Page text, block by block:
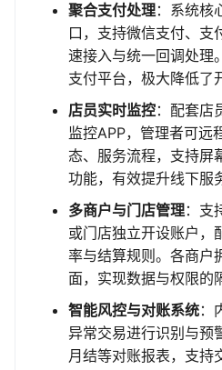
聚合支付处理：系统核
口，支持微信支付、支
速接入与统一回调处理
支付平台，极大降低了
店员实时监控：配套店
监控APP，管理者可远
态、服务流程，支持屏
功能，有效提升线下服
多商户与门店管理：支
或门店独立开设账户，
率与结算规则。各商户
面，实现数据与权限的
智能风控与对账系统：
异常交易进行识别与预
月结等对账报表，支持